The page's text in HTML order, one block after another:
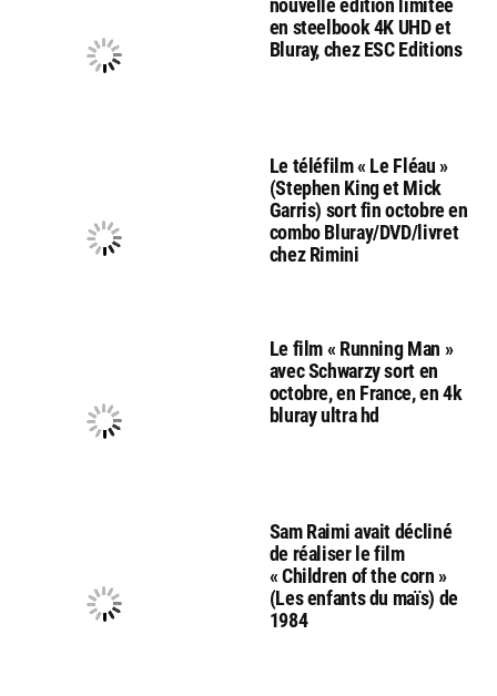
nouvelle édition limitée
en steelbook 4K UHD et
Bluray, chez ESC Editions
Le téléfilm « Le Fléau »
(Stephen King et Mick
Garris) sort fin octobre en
combo Bluray/DVD/livret
chez Rimini
Le film « Running Man »
avec Schwarzy sort en
octobre, en France, en 4k
bluray ultra hd
Sam Raimi avait décliné
de réaliser le film
« Children of the corn »
(Les enfants du maïs) de
1984